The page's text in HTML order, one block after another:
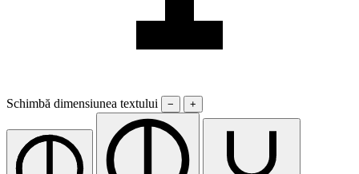
Schimbă dimensiunea textului − +